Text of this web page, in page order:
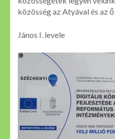
közösség az Atyával és az
János I. levele